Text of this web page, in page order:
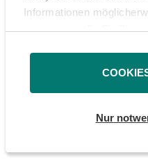
Informationen
zusammen, die Sie
Nur
eigens
anmelden, mit dem
weiteren Schritte